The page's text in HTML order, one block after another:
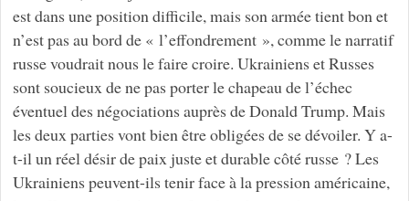
est dans une position difficile, mais son armée tient bon et
n’est pas au bord de « l’effondrement », comme le narratif
russe voudrait nous le faire croire. Ukrainiens et Russes
sont soucieux de ne pas porter le chapeau de l’échec
éventuel des négociations auprès de Donald Trump. Mais
les deux parties vont bien être obligées de se dévoiler. Y a-
t-il un réel désir de paix juste et durable côté russe ? Les
Ukrainiens peuvent-ils tenir face à la pression américaine,